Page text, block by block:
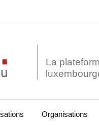
La
Organisations